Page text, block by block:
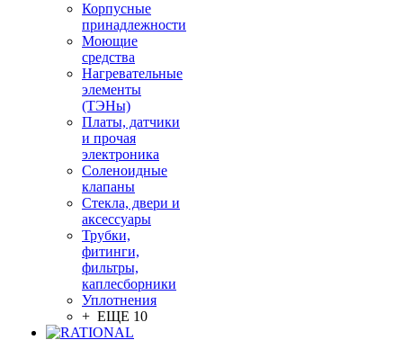
Корпусные
принадлежности
Моющие
средства
Нагревательные
элементы
(ТЭНы)
Платы, датчики
и прочая
электроника
Соленоидные
клапаны
Стекла, двери и
аксессуары
Трубки,
фитинги,
фильтры,
каплесборники
Уплотнения
+ ЕЩЕ 10